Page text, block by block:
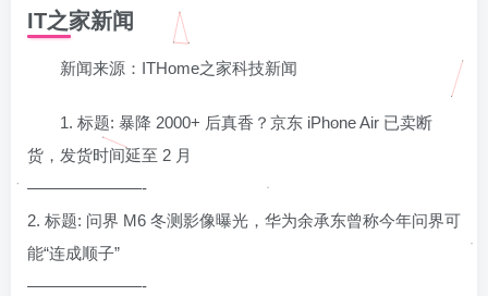
IT之家新闻
新闻来源：ITHome之家科技新闻
1. 标题: 暴降 2000+ 后真香？京东 iPhone Air 已卖断
货，发货时间延至 2 月
———————-
2. 标题: 问界 M6 冬测影像曝光，华为余承东曾称今年问界可
能“连成顺子”
———————-